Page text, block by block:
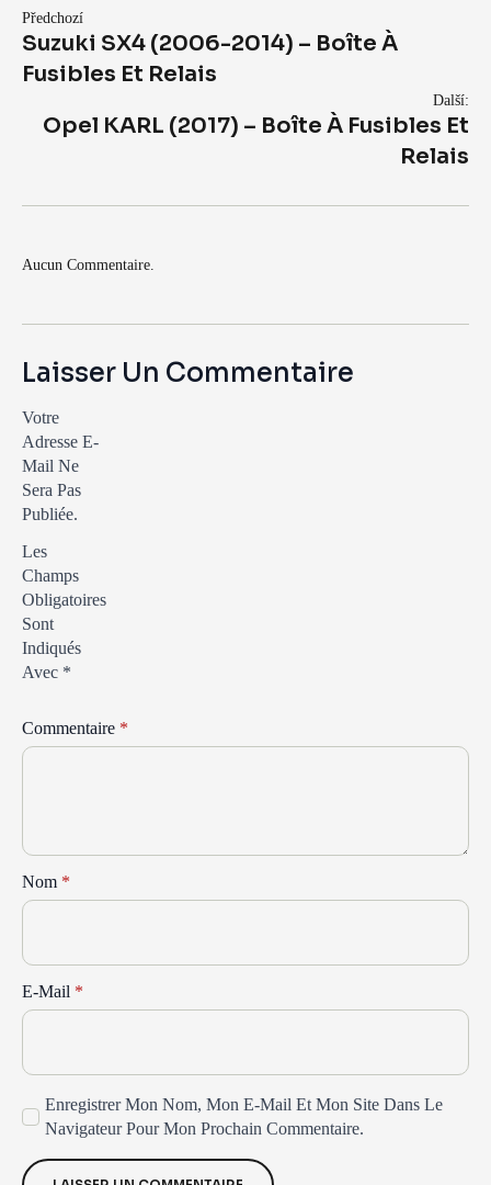
Předchozí
Suzuki SX4 (2006-2014) – Boîte À
Fusibles Et Relais
Další:
Opel KARL (2017) – Boîte À Fusibles Et
Relais
Aucun Commentaire.
Laisser Un Commentaire
Votre
Adresse E-
Mail Ne
Sera Pas
Publiée.
Les
Champs
Obligatoires
Sont
Indiqués
Avec *
Commentaire *
Nom *
E-Mail *
Enregistrer Mon Nom, Mon E-Mail Et Mon Site Dans Le
Navigateur Pour Mon Prochain Commentaire.